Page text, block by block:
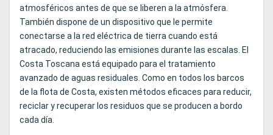
atmosféricos antes de que se liberen a la atmósfera.
También dispone de un dispositivo que le permite
conectarse a la red eléctrica de tierra cuando está
atracado, reduciendo las emisiones durante las escalas. El
Costa Toscana está equipado para el tratamiento
avanzado de aguas residuales. Como en todos los barcos
de la flota de Costa, existen métodos eficaces para reducir,
reciclar y recuperar los residuos que se producen a bordo
cada día.